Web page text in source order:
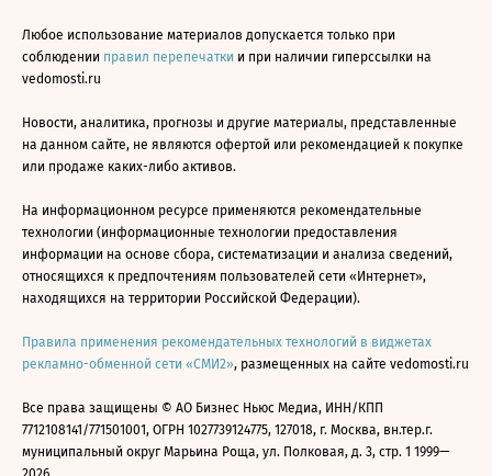
Любое использование материалов допускается только при
соблюдении правил перепечатки и при наличии гиперссылки на
vedomosti.ru
Новости, аналитика, прогнозы и другие материалы, представленные
на данном сайте, не являются офертой или рекомендацией к покупке
или продаже каких-либо активов.
На информационном ресурсе применяются рекомендательные
технологии (информационные технологии предоставления
информации на основе сбора, систематизации и анализа сведений,
относящихся к предпочтениям пользователей сети «Интернет»,
находящихся на территории Российской Федерации).
Правила применения рекомендательных технологий в виджетах
рекламно-обменной сети «СМИ2», размещенных на сайте vedomosti.ru
Все права защищены © АО Бизнес Ньюс Медиа, ИНН/КПП
7712108141/771501001, ОГРН 1027739124775, 127018, г. Москва, вн.тер.г.
муниципальный округ Марьина Роща, ул. Полковая, д. 3, стр. 1 1999—